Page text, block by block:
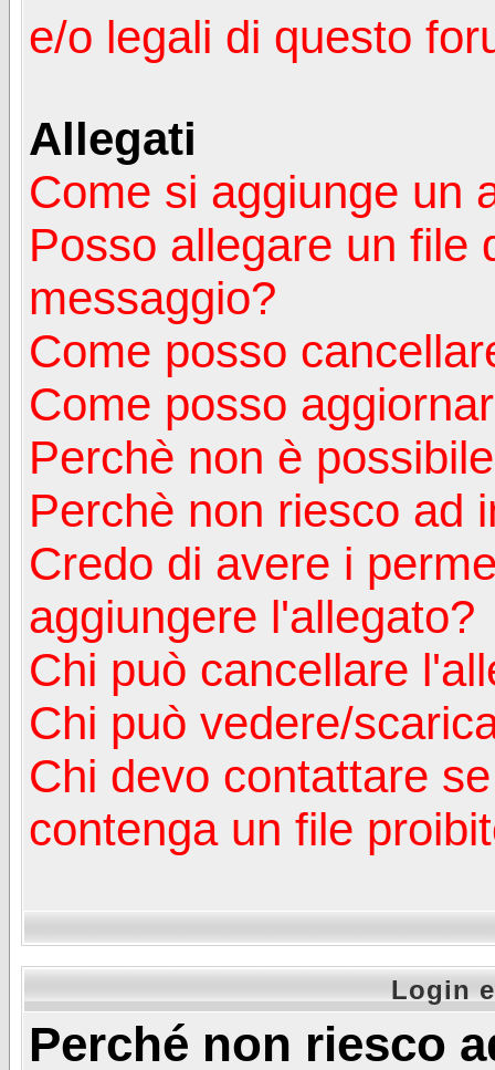
e/o legali di questo
Allegati
Come si aggiunge un
Posso allegare un file
messaggio?
Come posso
Come posso
Perchè non è
Perchè non riesco ad
Credo di avere i
aggiungere l'allegato?
Chi può cancellare
Chi può vedere/
Chi devo contattare
contenga un file
Login
Perché non riesco